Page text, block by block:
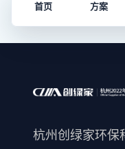
首页 方案
杭州创绿家环保